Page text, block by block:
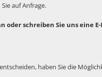
auf Anfrage.
oder schreiben Sie uns
haben Sie die